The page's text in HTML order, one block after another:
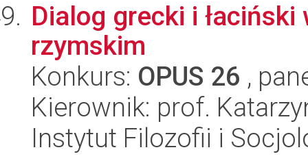
Dialog grecki i
rzymskim
Konkurs: OPUS 26 ,
Kierownik: prof.
Instytut Filozofii i